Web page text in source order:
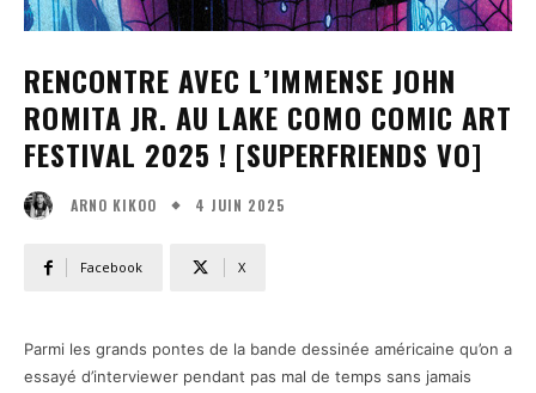
RENCONTRE AVEC L’IMMENSE JOHN
ROMITA JR. AU LAKE COMO COMIC ART
FESTIVAL 2025 ! [SUPERFRIENDS VO]
ARNO KIKOO 4 JUIN 2025
Facebook X
Parmi les grands pontes de la bande dessinée américaine qu’on a
essayé d’interviewer pendant pas mal de temps sans jamais